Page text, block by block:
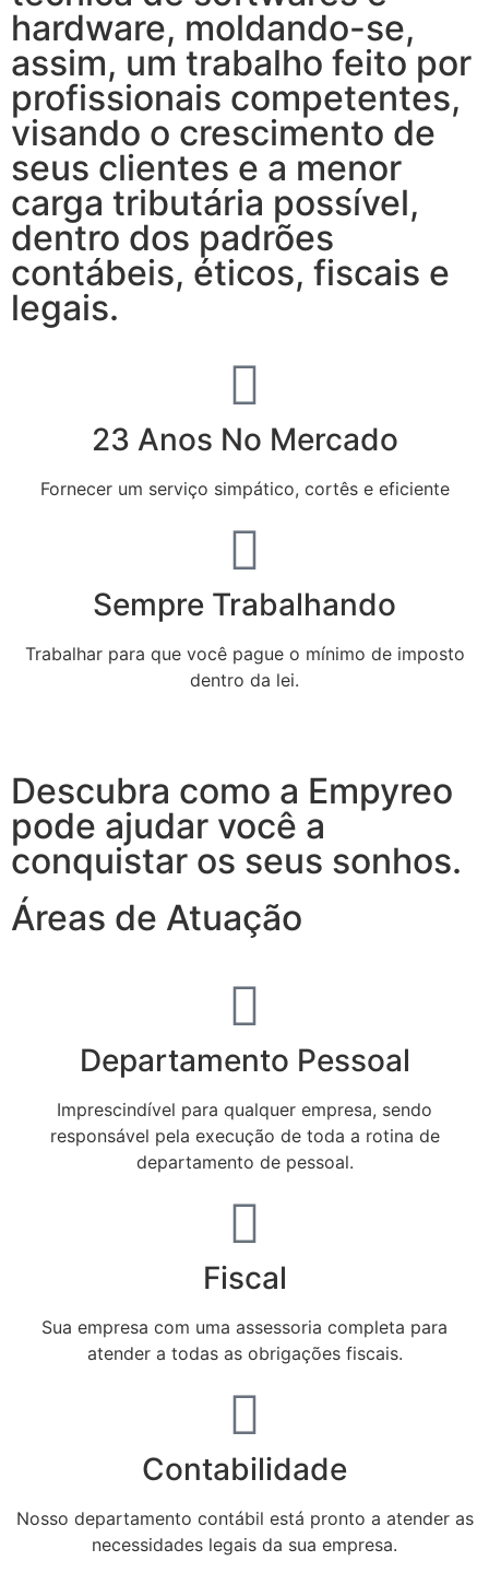
hardware, moldando-se,
assim, um trabalho feito por
profissionais competentes,
visando o crescimento de
seus clientes e a menor
carga tributária possível,
dentro dos padrões
contábeis, éticos, fiscais e
legais.
23 Anos No Mercado
Fornecer um serviço simpático, cortês e eficiente
Sempre Trabalhando
Trabalhar para que você pague o mínimo de imposto
dentro da lei.
Descubra como a Empyreo
pode ajudar você a
conquistar os seus sonhos.
Áreas de Atuação
Departamento Pessoal
Imprescindível para qualquer empresa, sendo
responsável pela execução de toda a rotina de
departamento de pessoal.
Fiscal
Sua empresa com uma assessoria completa para
atender a todas as obrigações fiscais.
Contabilidade
Nosso departamento contábil está pronto a atender as
necessidades legais da sua empresa.